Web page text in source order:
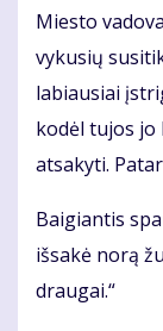
Miesto
vykusių
labiausiai
kodėl tujos jo
atsakyti.
Baigiantis
išsakė norą
draugai.“